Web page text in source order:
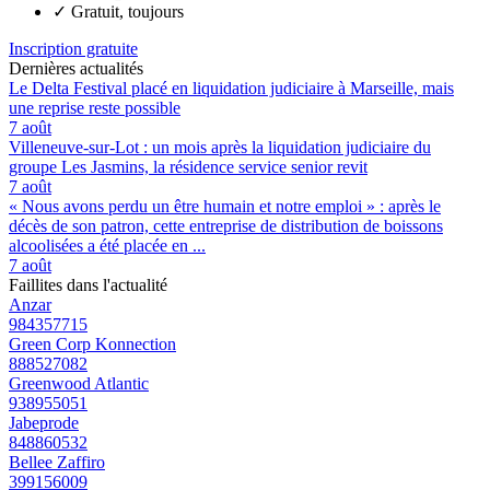
✓ Gratuit, toujours
Inscription gratuite
Dernières actualités
Le Delta Festival placé en liquidation judiciaire à Marseille, mais
une reprise reste possible
7 août
Villeneuve-sur-Lot : un mois après la liquidation judiciaire du
groupe Les Jasmins, la résidence service senior revit
7 août
« Nous avons perdu un être humain et notre emploi » : après le
décès de son patron, cette entreprise de distribution de boissons
alcoolisées a été placée en ...
7 août
Faillites dans l'actualité
Anzar
984357715
Green Corp Konnection
888527082
Greenwood Atlantic
938955051
Jabeprode
848860532
Bellee Zaffiro
399156009